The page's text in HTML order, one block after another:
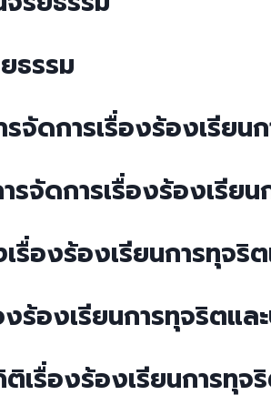
ธรรม
จัดการเรื่องร้องเรียน
จัดการเรื่องร้องเรีย
รื่องร้องเรียนการทุจริ
ร้องเรียนการทุจริตแล
เรื่องร้องเรียนการทุจ